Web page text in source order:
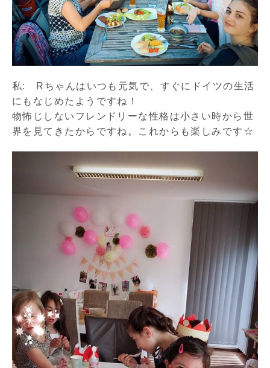
私: Rちゃんはいつも元気で、すぐにドイツの生活
にもなじめたようですね！
物怖じしないフレンドリーな性格は小さい時から世
界を見てきたからですね。これからも楽しみです☆